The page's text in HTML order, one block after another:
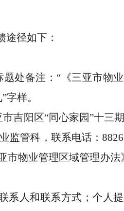
途径如下：
题处备注： “ 《三亚市物
”字样。
市吉阳区“同心家园”十三
监管科 ，联系电话：
市物业管理区域管理办法
系人和联系方式；个人